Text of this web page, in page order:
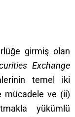
girmiş olan
Exchange
temel iki
mücadele ve (ii)
yükümlü